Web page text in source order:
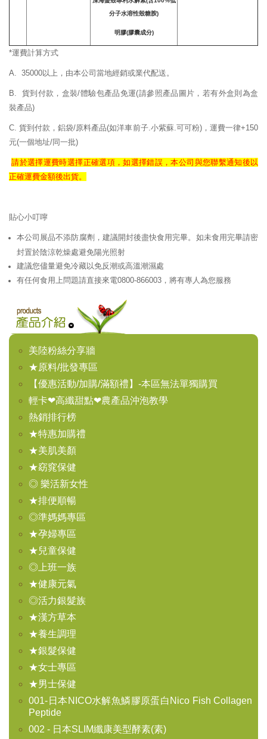
分子水溶性殼糖胺)
明膠(膠囊成分)
*運費計算方式
A. 35000以上，由本公司當地經銷或業代配送。
B. 貨到付款，盒裝/體驗包產品免運(請參照產品圖片，若有外盒則為盒
裝產品)
C. 貨到付款，鋁袋/原料產品(如洋車前子.小紫蘇.可可粉)，運費一律+150
元(一個地址/同一批)
請於選擇運費時選擇正確選項，如選擇錯誤，本公司與您聯繫通知後以
正確運費金額後出貨。
貼心小叮嚀
本公司展品不添防腐劑，建議開封後盡快食用完畢。如未食用完畢請密
封置於陰涼乾燥處避免陽光照射
建議您儘量避免冷藏以免反潮或高溫潮濕處
有任何食用上問題請直接來電0800-866003，將有專人為您服務
美陸粉絲分享牆
★原料/批發專區
【優惠活動/加購/滿額禮】-本區無法單獨購買
輕卡❤高纖甜點❤農產品沖泡教學
熱銷排行榜
★特惠加購禮
★美肌美顏
★窈窕保健
◎ 樂活新女性
★排便順暢
◎準媽媽專區
★孕婦專區
★兒童保健
◎上班一族
★健康元氣
◎活力銀髮族
★漢方草本
★養生調理
★銀髮保健
★女士專區
★男士保健
001-日本NICO水解魚鱗膠原蛋白Nico Fish Collagen
Peptide
002 - 日本SLIM纖康美型酵素(素)